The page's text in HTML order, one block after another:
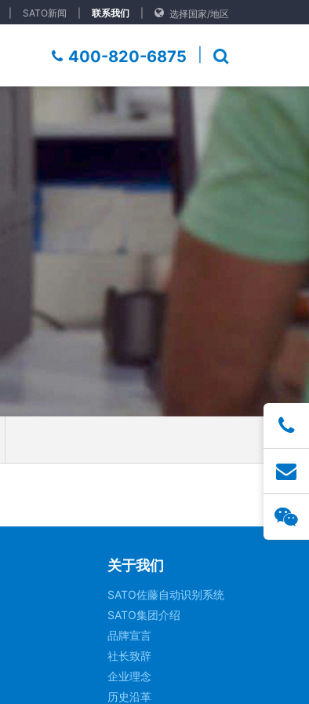
SATO新闻 联系我们 选择国家/地区
400-820-6875
关于我们
SATO佐藤自动识别系统
SATO集团介绍
品牌宣言
社长致辞
企业理念
历史沿革